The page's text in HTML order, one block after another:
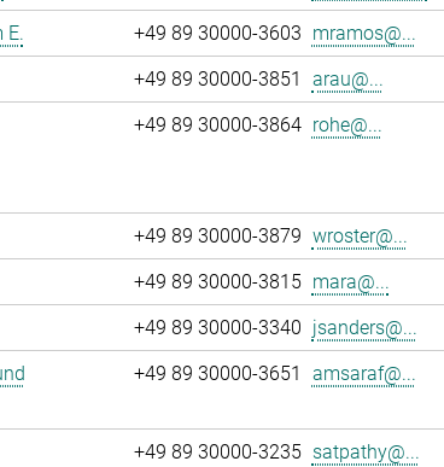
E.
+49 89 30000-3603 mramos@...
+49 89 30000-3851 arau@...
+49 89 30000-3864 rohe@...
+49 89 30000-3879 wroster@...
+49 89 30000-3815 mara@...
+49 89 30000-3340 jsanders@...
+49 89 30000-3651 amsaraf@...
+49 89 30000-3235 satpathy@...